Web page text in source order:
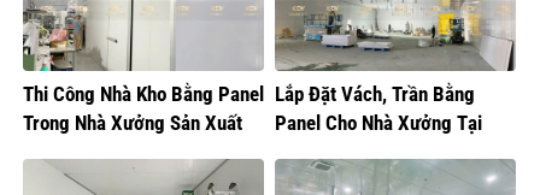
Thi Công Nhà Kho Bằng Panel
Trong Nhà Xưởng Sản Xuất
Lắp Đặt Vách, Trần Bằng
Panel Cho Nhà Xưởng Tại